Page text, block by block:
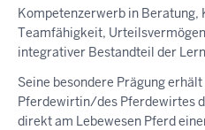
Kompetenzerwerb in Beratung,
Teamfähigkeit,
integrativer Bestandteil der
Seine besondere Prägung
Pferdewirtin/des Pferdewirtes
direkt am Lebewesen Pferd